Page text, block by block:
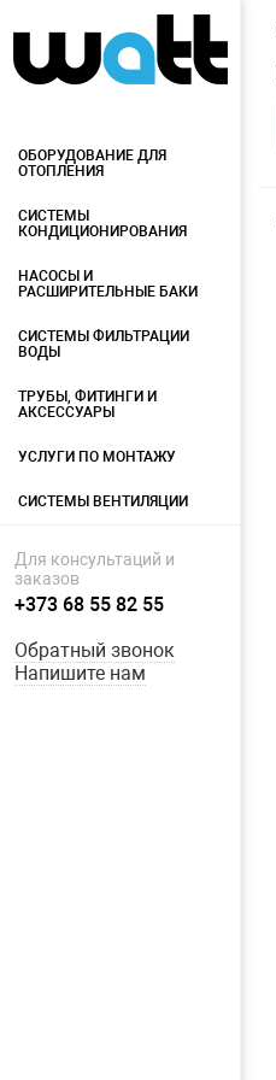
ОБОРУДОВАНИЕ ДЛЯ
ОТОПЛЕНИЯ
СИСТЕМЫ
КОНДИЦИОНИРОВАНИЯ
НАСОСЫ И
РАСШИРИТЕЛЬНЫЕ БАКИ
СИСТЕМЫ ФИЛЬТРАЦИИ
ВОДЫ
ТРУБЫ, ФИТИНГИ И
АКСЕССУАРЫ
УСЛУГИ ПО МОНТАЖУ
СИСТЕМЫ ВЕНТИЛЯЦИИ
Для консультаций и
заказов
+373 68 55 82 55
Обратный звонок
Напишите нам